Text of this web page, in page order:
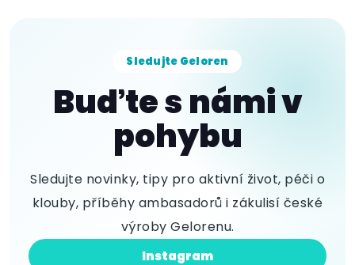
Sledujte Geloren
Buďte s námi v
pohybu
Sledujte novinky, tipy pro aktivní život, péči o
klouby, příběhy ambasadorů i zákulisí české
výroby Gelorenu.
Instagram